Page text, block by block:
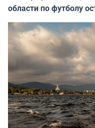
области по футболу